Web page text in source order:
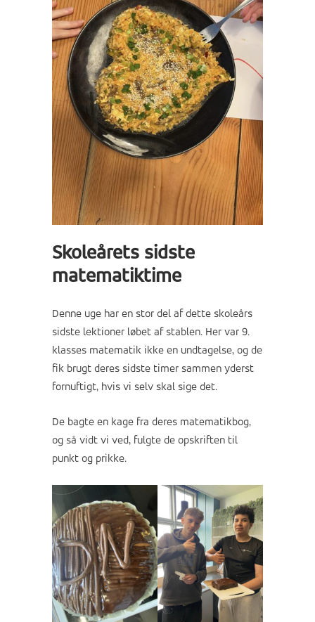
Skoleårets sidste
matematiktime
Denne uge har en stor del af dette skoleårs
sidste lektioner løbet af stablen. Her var 9.
klasses matematik ikke en undtagelse, og de
fik brugt deres sidste timer sammen yderst
fornuftigt, hvis vi selv skal sige det.
De bagte en kage fra deres matematikbog,
og så vidt vi ved, fulgte de opskriften til
punkt og prikke.